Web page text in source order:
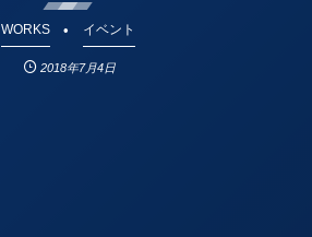
WORKS イベント
2018年7月4日